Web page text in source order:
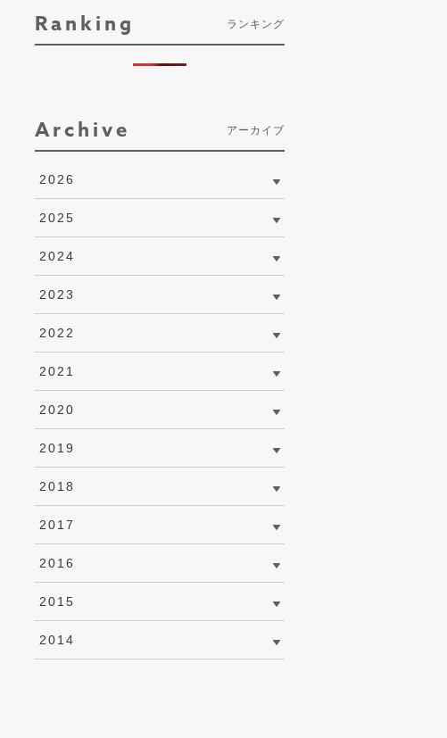
Ranking ランキング
Archive アーカイブ
2026
2025
2024
2023
2022
2021
2020
2019
2018
2017
2016
2015
2014